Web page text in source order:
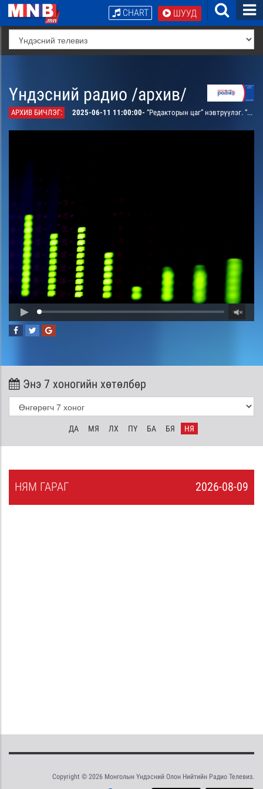
ШУУД
CHART
Үндэсний радио /архив/
АРХИВ БИЧЛЭГ: 2025-06-11 11:00:00- “Редакторын цаг” нэвтрүүлэг. “Хүүхэд ба хүмүүжил” сэдвээр бэлтгэнэ. /давтана/
Энэ 7 хоногийн хөтөлбөр
ДА МЯ ЛХ ПҮ БА БЯ НЯ
2026-08-09
НЯМ ГАРАГ
Copyright © 2026 Монголын Үндэсний Олон Нийтийн Радио Телевиз.